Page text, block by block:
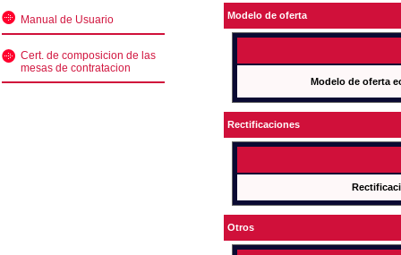
Manual de Usuario
Cert. de composicion de las
mesas de contratacion
Modelo de oferta
Modelo de oferta
Rectificaciones
Otros